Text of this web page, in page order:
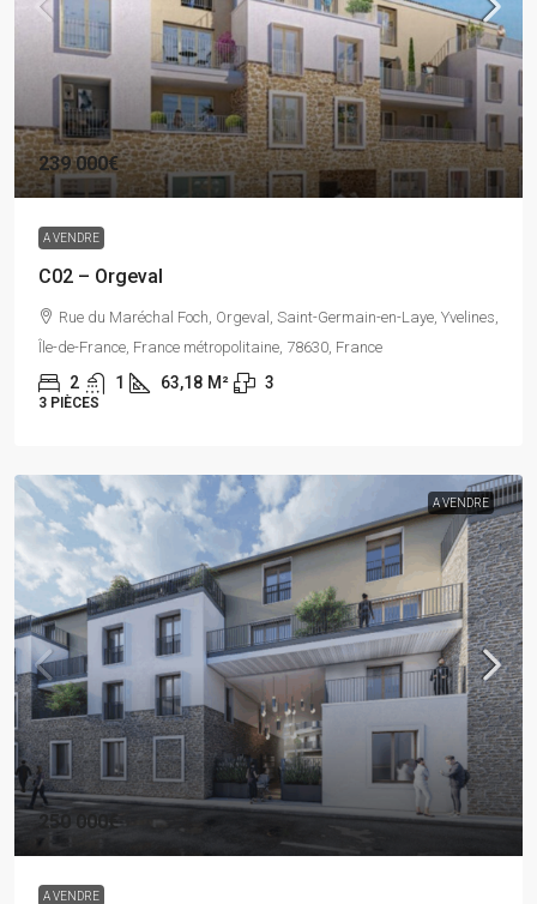
239 000€
A VENDRE
C02 – Orgeval
Rue du Maréchal Foch, Orgeval, Saint-Germain-en-Laye, Yvelines,
Île-de-France, France métropolitaine, 78630, France
2 1 63,18 M² 3
3 PIÈCES
A VENDRE
250 000€
A VENDRE